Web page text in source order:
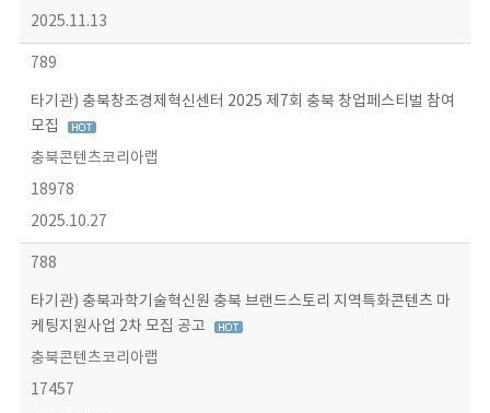
2025.11.13
789
타기관) 충북창조경제혁신센터 2025 제7회 충북 창업페스티벌 참여
모집
충북콘텐츠코리아랩
18978
2025.10.27
788
타기관) 충북과학기술혁신원 충북 브랜드스토리 지역특화콘텐츠 마
케팅지원사업 2차 모집 공고
충북콘텐츠코리아랩
17457